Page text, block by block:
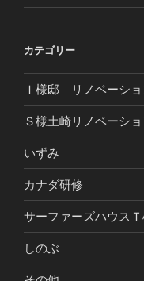
カテゴリー
Ｉ様邸 リノベーシ
Ｓ様土崎リノベーシ
いずみ
カナダ研修
サーファーズハウス
しのぶ